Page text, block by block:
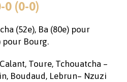
0 (0-0)
(52e), Ba (80e) pour
pour Bourg.
Toure, Tchouatcha –
Boudaud, Lebrun– Nzuzi